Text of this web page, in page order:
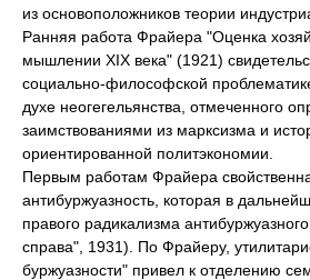
из основоположников теории
Ранняя работа Фрайера "Оценка
мышлении XIX века" (1921)
социально-философской
духе неогегельянства, отмеченного
заимствованиями из марксизма и
ориентированной политэкономии.
Первым работам Фрайера
антибуржуазность, которая в
правого радикализма
справа", 1931). По Фрайеру,
буржуазности" привел к отделению